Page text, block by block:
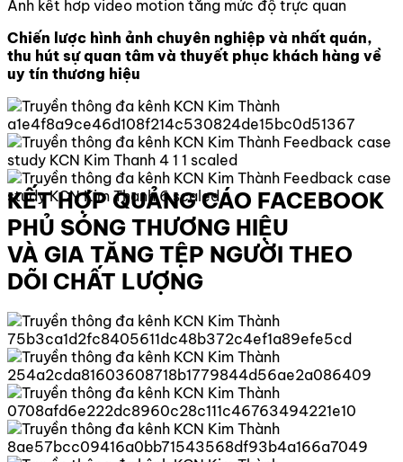
Ảnh kết hơp video motion tăng mức độ trực quan
Chiến lược hình ảnh chuyên nghiệp và nhất quán,
thu hút sự quan tâm và thuyết phục khách hàng về
uy tín thương hiệu
KẾT HỢP QUẢNG CÁO FACEBOOK
PHỦ SÓNG THƯƠNG HIỆU
VÀ GIA TĂNG TỆP NGƯỜI THEO
DÕI CHẤT LƯỢNG